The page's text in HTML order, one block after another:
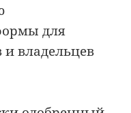
для
и владельцев